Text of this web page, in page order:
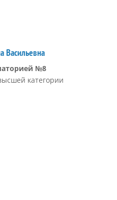
Васильевна
№8
категории